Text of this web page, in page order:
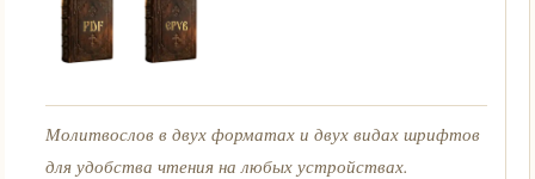
Молитвослов в двух форматах и двух видах шрифтов
для удобства чтения на любых устройствах.